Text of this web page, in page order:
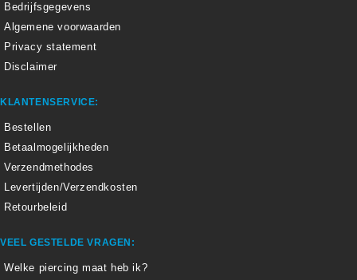
Bedrijfsgegevens
Algemene voorwaarden
Privacy statement
Disclaimer
KLANTENSERVICE:
Bestellen
Betaalmogelijkheden
Verzendmethodes
Levertijden/Verzendkosten
Retourbeleid
VEEL GESTELDE VRAGEN:
Welke piercing maat heb ik?